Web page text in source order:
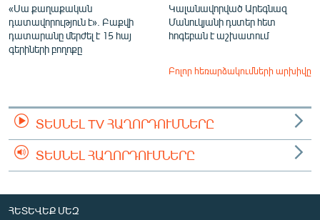
«Սա քաղաքական
դատավորություն է». Բաքվի
դատարանը մերժել է 15 հայ
գերիների բողոքը
Կալանավորված Արեգնազ
Մանուկյանի դստեր հետ
հոգեբան է աշխատում
Բոլոր հեռարձակումների արխիվը
ՏԵՍՆԵԼ TV ՀԱՂՈՐԴՈՒՄՆԵՐԸ
ՏԵՍՆԵԼ ՀԱՂՈՐԴՈՒՄՆԵՐԸ
ՀԵՏԵՎԵՔ ՄԵԶ